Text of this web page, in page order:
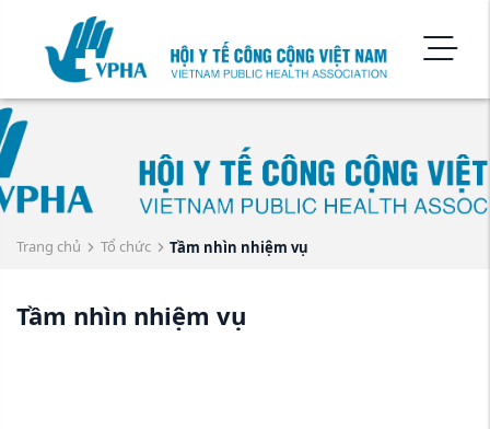
Trang chủ Tổ chức Tầm nhìn nhiệm vụ
Tầm nhìn nhiệm vụ